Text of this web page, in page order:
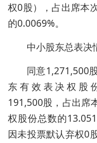
权0股），占出席本
的0.0069%。
中小股东总表决
同意1,271,500
东有效表决权股
191,500股，占出席
权股份总数的
因未投票默认弃权0